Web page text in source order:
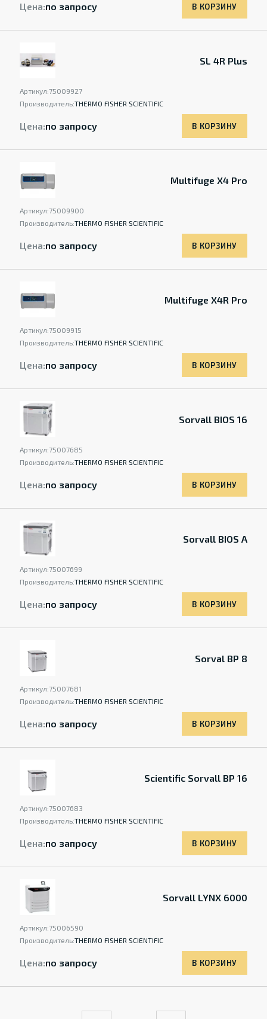
Цена:по запросу В КОРЗИНУ
SL 4R Plus
Артикул:75009927
Производитель:THERMO FISHER SCIENTIFIC
Цена:по запросу В КОРЗИНУ
Multifuge X4 Pro
Артикул:75009900
Производитель:THERMO FISHER SCIENTIFIC
Цена:по запросу В КОРЗИНУ
Multifuge X4R Pro
Артикул:75009915
Производитель:THERMO FISHER SCIENTIFIC
Цена:по запросу В КОРЗИНУ
Sorvall BIOS 16
Артикул:75007685
Производитель:THERMO FISHER SCIENTIFIC
Цена:по запросу В КОРЗИНУ
Sorvall BIOS A
Артикул:75007699
Производитель:THERMO FISHER SCIENTIFIC
Цена:по запросу В КОРЗИНУ
Sorval BP 8
Артикул:75007681
Производитель:THERMO FISHER SCIENTIFIC
Цена:по запросу В КОРЗИНУ
Scientific Sorvall BP 16
Артикул:75007683
Производитель:THERMO FISHER SCIENTIFIC
Цена:по запросу В КОРЗИНУ
Sorvall LYNX 6000
Артикул:75006590
Производитель:THERMO FISHER SCIENTIFIC
Цена:по запросу В КОРЗИНУ